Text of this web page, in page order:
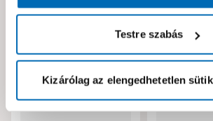
Testre szabás
Kizárólag az elengedhetetlen
Neked ajánljuk!